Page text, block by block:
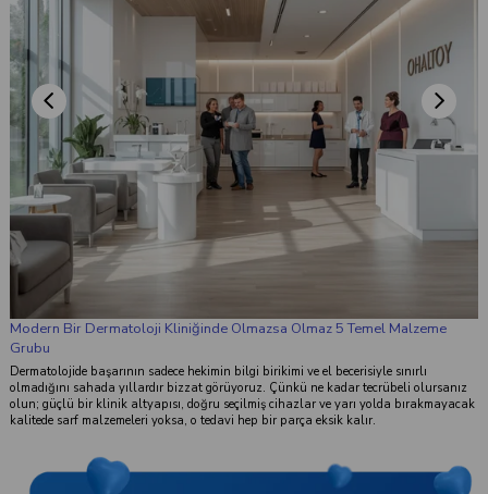
Modern Bir Dermatoloji Kliniğinde Olmazsa Olmaz 5 Temel Malzeme
Grubu
Dermatolojide başarının sadece hekimin bilgi birikimi ve el becerisiyle sınırlı
olmadığını sahada yıllardır bizzat görüyoruz. Çünkü ne kadar tecrübeli olursanız
olun; güçlü bir klinik altyapısı, doğru seçilmiş cihazlar ve yarı yolda bırakmayacak
kalitede sarf malzemeleri yoksa, o tedavi hep bir parça eksik kalır.